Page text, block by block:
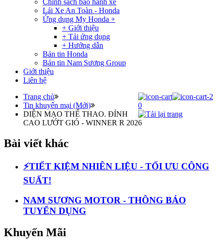
Chính sách bảo hành xe
Lái Xe An Toàn - Honda
Ứng dụng My Honda +
+ Giới thiệu
+ Tải ứng dụng
+ Hướng dẫn
Bản tin Honda
Bản tin Nam Sương Group
Giới thiệu
Liên hệ
0
Trang chủ
Tin khuyến mại (Mới)
DIỆN MẠO THỂ THAO. ĐỈNH
CAO LƯỚT GIÓ ​- WINNER R 2026
Bài viết khác
⚡️TIẾT KIỆM NHIÊN LIỆU - TỐI ƯU CÔNG
SUẤT!
NAM SƯƠNG MOTOR - THÔNG BÁO
TUYỂN DỤNG
Khuyến Mãi